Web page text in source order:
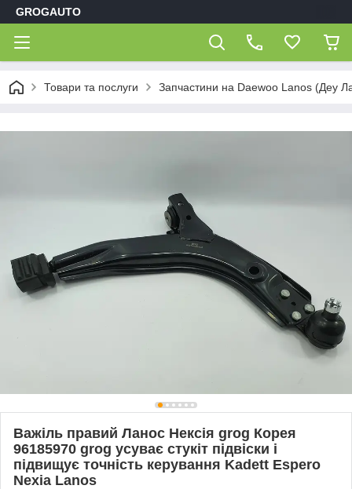
GROGAUTO
Товари та послуги Запчастини на Daewoo Lanos (Деу
Важіль правий Ланос Нексія grog Корея
96185970 grog усуває стукіт підвіски і
підвищує точність керування Kadett Espero
Nexia Lanos